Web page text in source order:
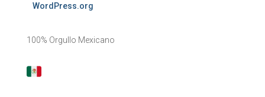
WordPress.org
100% Orgullo Mexicano